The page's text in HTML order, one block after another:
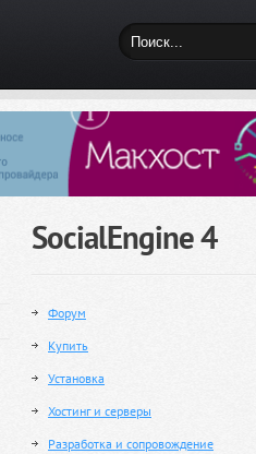
SocialEngine 4
Форум
Купить
Установка
Хостинг и серверы
Разработка и сопровождение